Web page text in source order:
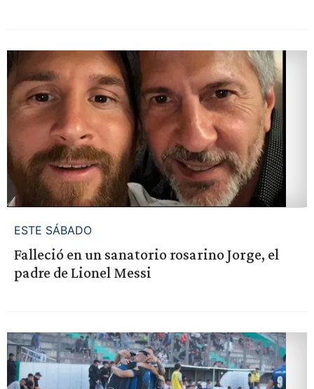
ESTE SÁBADO
Falleció en un sanatorio rosarino Jorge, el
padre de Lionel Messi